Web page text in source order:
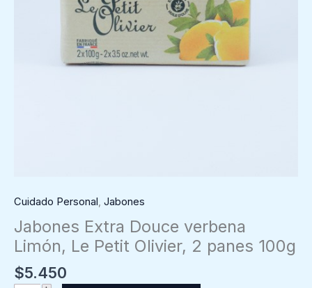
Cuidado Personal , Jabones
Jabones Extra Douce verbena
Limón, Le Petit Olivier, 2 panes 100g
$5.450